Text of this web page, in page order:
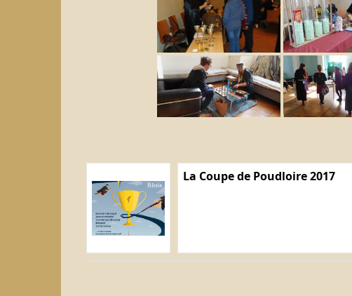
La Coupe de Poudloire 2017